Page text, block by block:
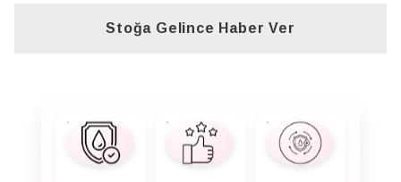
Stoğa Gelince Haber Ver